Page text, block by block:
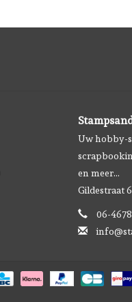
Uw hobby-
en meer...
Gildestraat
06-